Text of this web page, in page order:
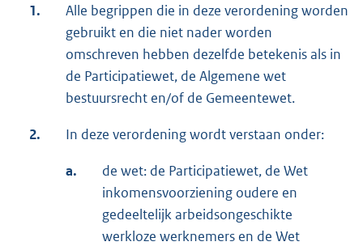
1.
Alle begrippen die in deze verordening worden
gebruikt en die niet nader worden
omschreven hebben dezelfde betekenis als in
de Participatiewet, de Algemene wet
bestuursrecht en/of de Gemeentewet.
2. In deze verordening wordt verstaan onder:
a.
de wet: de Participatiewet, de Wet
inkomensvoorziening oudere en
gedeeltelijk arbeidsongeschikte
werkloze werknemers en de Wet